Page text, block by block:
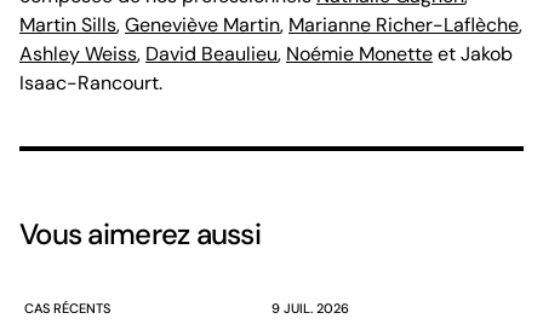
Martin Sills,Geneviève Martin, Marianne Richer-Laflèche,
Ashley Weiss, David Beaulieu, Noémie Monetteet Jakob
Isaac-Rancourt.
Vous aimerez aussi
CAS RÉCENTS 9 JUIL. 2026